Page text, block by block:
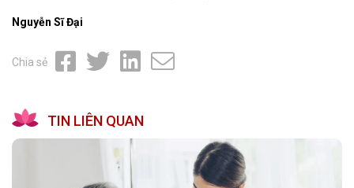
Nguyễn Sĩ Đại
Chia sẻ
TIN LIÊN QUAN